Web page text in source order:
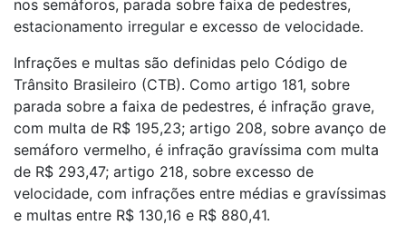
nos semáforos, parada sobre faixa de pedestres,
estacionamento irregular e excesso de velocidade.
Infrações e multas são definidas pelo Código de
Trânsito Brasileiro (CTB). Como artigo 181, sobre
parada sobre a faixa de pedestres, é infração grave,
com multa de R$ 195,23; artigo 208, sobre avanço de
semáforo vermelho, é infração gravíssima com multa
de R$ 293,47; artigo 218, sobre excesso de
velocidade, com infrações entre médias e gravíssimas
e multas entre R$ 130,16 e R$ 880,41.